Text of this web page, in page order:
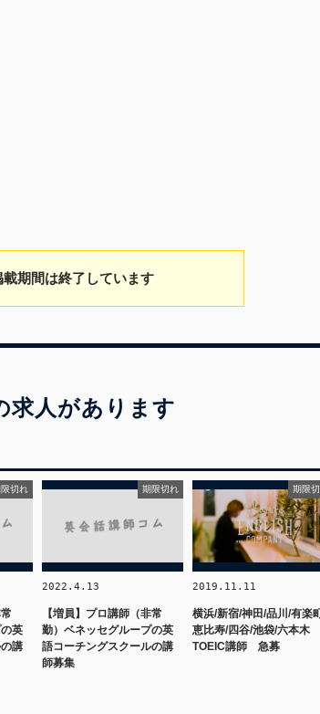
期間は終了しています
求人があります
切れ
英
講
期限切れ
2022.4.13
【増員】プロ講師（非常
勤）ベネッセグループの英
語コーチングスクールの講
師募集
期限切
2019.11.11
横浜/新宿/神田/品川/有楽
恵比寿/四谷/池袋/六本木
TOEIC講師 急募